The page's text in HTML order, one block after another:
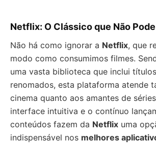
Netflix: O Clássico que Não
Não há como ignorar a Netflix, que
modo como consumimos filmes.
uma vasta biblioteca que inclui
renomados, esta plataforma atende
cinema quanto aos amantes de
interface intuitiva e o contínuo
conteúdos fazem da Netflix uma
indispensável nos melhores